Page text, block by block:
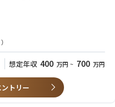
方
めず立ち向かえる方
って最後まで取り組める方
想定年収 400 万円 ~ 700 万円
トリー